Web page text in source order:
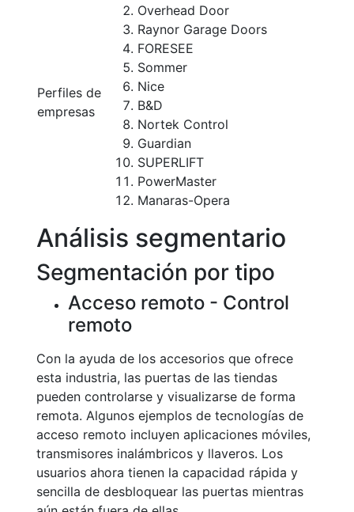
Perfiles de
empresas
Overhead Door
Raynor Garage Doors
FORESEE
Sommer
Nice
B&D
Nortek Control
Guardian
SUPERLIFT
PowerMaster
Manaras-Opera
Análisis segmentario
Segmentación por tipo
Acceso remoto - Control
remoto
Con la ayuda de los accesorios que ofrece
esta industria, las puertas de las tiendas
pueden controlarse y visualizarse de forma
remota. Algunos ejemplos de tecnologías de
acceso remoto incluyen aplicaciones móviles,
transmisores inalámbricos y llaveros. Los
usuarios ahora tienen la capacidad rápida y
sencilla de desbloquear las puertas mientras